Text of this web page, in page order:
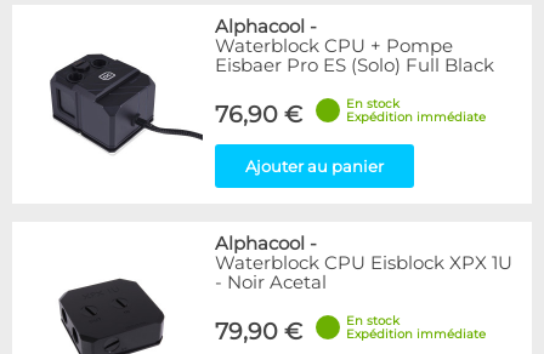
Alphacool -
Waterblock CPU + Pompe
Eisbaer Pro ES (Solo) Full Black
76,90 €
En stock
Expédition immédiate
Ajouter au panier
Alphacool -
Waterblock CPU Eisblock XPX 1U
- Noir Acetal
79,90 €
En stock
Expédition immédiate